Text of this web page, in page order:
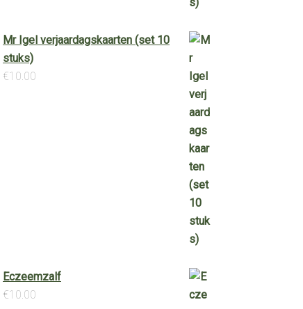
Mr Igel verjaardagskaarten (set 10
stuks)
€10.00
Eczeemzalf
€10.00